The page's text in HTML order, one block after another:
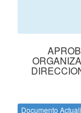
Documento